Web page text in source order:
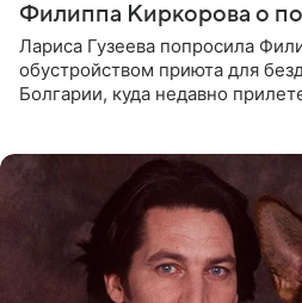
Филиппа Киркорова о
Лариса Гузеева попросила
обустройством приюта для
Болгарии, куда недавно